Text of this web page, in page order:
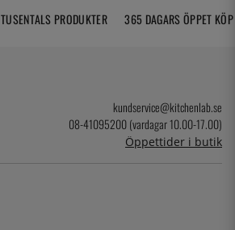
TUSENTALS PRODUKTER 365 DAGARS ÖPPET KÖP
kundservice@kitchenlab.se
08-41095200 (vardagar 10.00-17.00)
Öppettider i butik